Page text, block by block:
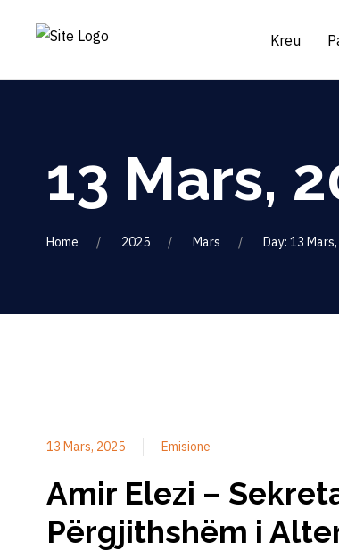
Kreu
13 Mars,
Home 2025 Mars Day: 13
13 Mars, 2025 Emisione
Amir Elezi –
Përgjithshëm i